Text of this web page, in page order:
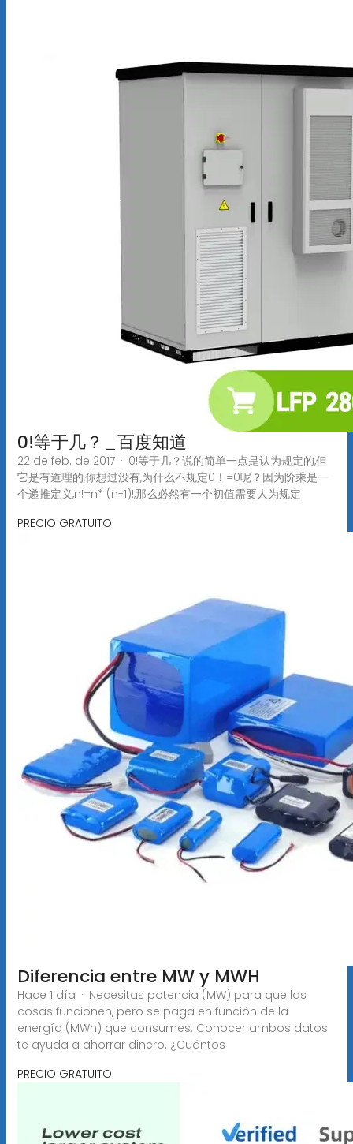
0!等于几？_百度知道
22 de feb. de 2017 · 0!等于几？说的简单一点是认为规定的,但
它是有道理的,你想过没有,为什么不规定0！=0呢？因为阶乘是一
个递推定义,n!=n* (n-1)!,那么必然有一个初值需要人为规定
PRECIO GRATUITO
Diferencia entre MW y MWH
Hace 1 día · Necesitas potencia (MW) para que las
cosas funcionen, pero se paga en función de la
energía (MWh) que consumes. Conocer ambos datos
te ayuda a ahorrar dinero. ¿Cuántos
PRECIO GRATUITO